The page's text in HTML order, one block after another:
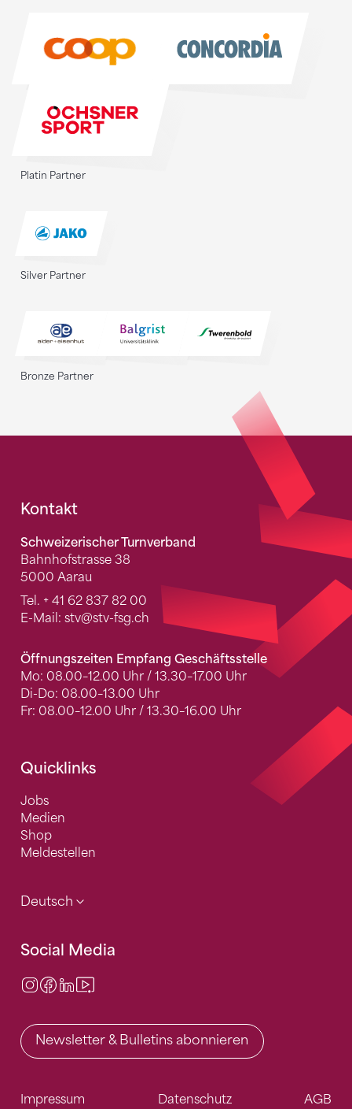
Platin Partner
Silver Partner
Bronze Partner
Fusszeile
Kontakt
Schweizerischer Turnverband
Bahnhofstrasse 38
5000 Aarau
Tel. + 41 62 837 82 00
E-Mail: stv@stv-fsg.ch
Öffnungszeiten Empfang Geschäftsstelle
Mo: 08.00–12.00 Uhr / 13.30–17.00 Uhr
Di-Do: 08.00–13.00 Uhr
Fr: 08.00–12.00 Uhr / 13.30–16.00 Uhr
Quicklinks
Jobs
Medien
Shop
Meldestellen
Deutsch
Social Media
Instagram
Facebook
LinkedIn
Newsletter & Bulletins abonnieren
Impressum Datenschutz AGB